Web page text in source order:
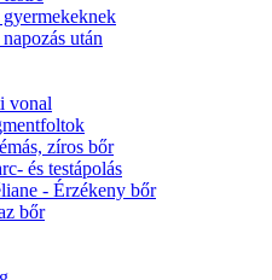
után
vonal
zíros bőr
és testápolás
- Érzékeny bőr
bőr